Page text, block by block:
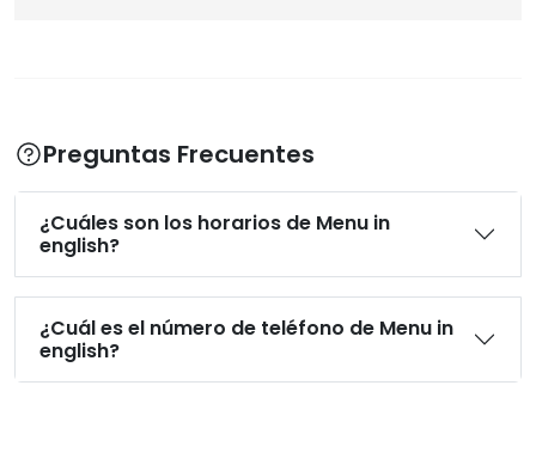
Preguntas Frecuentes
¿Cuáles son los horarios de Menu in
english?
¿Cuál es el número de teléfono de Menu in
english?